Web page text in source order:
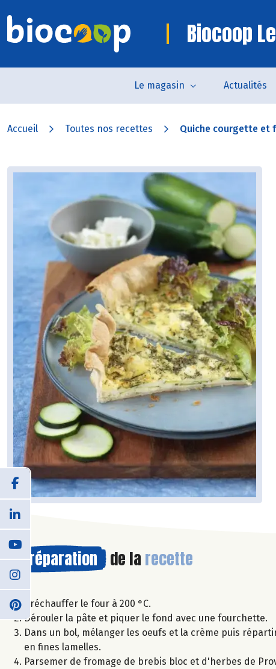
Biocoop
Le magasin Actualités
Accueil Toutes nos recettes Quiche courgette et
Préparation de la recette
Préchauffer le four à 200 °C.
Dérouler la pâte et piquer le fond avec une fourchette.
Dans un bol, mélanger les oeufs et la crème puis
en fines lamelles.
Parsemer de fromage de brebis bloc et d'herbes de